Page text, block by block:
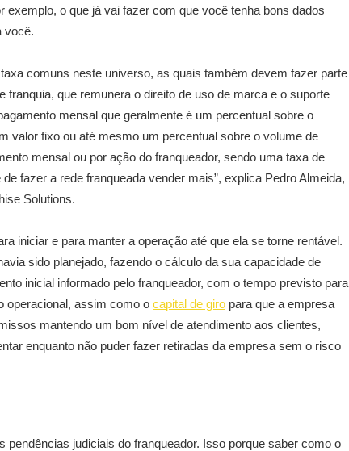
exemplo, o que já vai fazer com que você tenha bons dados
você.
comuns neste universo, as quais também devem fazer parte
franquia, que remunera o direito de uso de marca e o suporte
mensal que geralmente é um percentual sobre o
valor fixo ou até mesmo um percentual sobre o volume de
mensal ou por ação do franqueador, sendo uma taxa de
fazer a rede franqueada vender mais”, explica Pedro Almeida,
Solutions.
iniciar e para manter a operação até que ela se torne rentável.
sido planejado, fazendo o cálculo da sua capacidade de
inicial informado pelo franqueador, com o tempo previsto para
operacional, assim como o capital de giro para que a empresa
mantendo um bom nível de atendimento aos clientes,
enquanto não puder fazer retiradas da empresa sem o risco
judiciais do franqueador. Isso porque saber como o